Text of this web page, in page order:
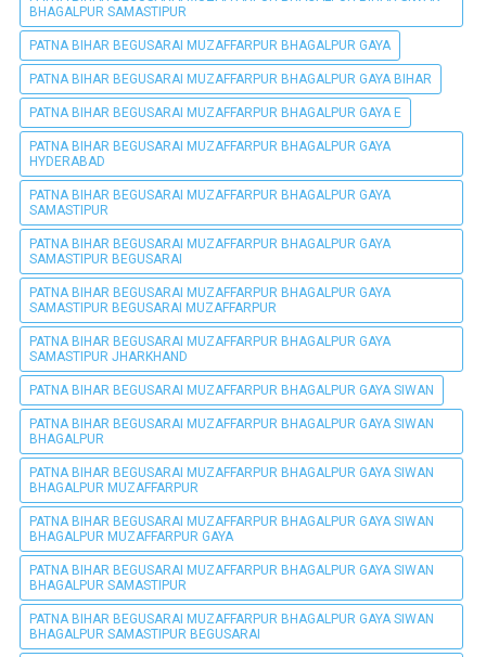
BHAGALPUR SAMASTIPUR
PATNA BIHAR BEGUSARAI MUZAFFARPUR BHAGALPUR GAYA
PATNA BIHAR BEGUSARAI MUZAFFARPUR BHAGALPUR GAYA BIHAR
PATNA BIHAR BEGUSARAI MUZAFFARPUR BHAGALPUR GAYA E
PATNA BIHAR BEGUSARAI MUZAFFARPUR BHAGALPUR GAYA
HYDERABAD
PATNA BIHAR BEGUSARAI MUZAFFARPUR BHAGALPUR GAYA
SAMASTIPUR
PATNA BIHAR BEGUSARAI MUZAFFARPUR BHAGALPUR GAYA
SAMASTIPUR BEGUSARAI
PATNA BIHAR BEGUSARAI MUZAFFARPUR BHAGALPUR GAYA
SAMASTIPUR BEGUSARAI MUZAFFARPUR
PATNA BIHAR BEGUSARAI MUZAFFARPUR BHAGALPUR GAYA
SAMASTIPUR JHARKHAND
PATNA BIHAR BEGUSARAI MUZAFFARPUR BHAGALPUR GAYA SIWAN
PATNA BIHAR BEGUSARAI MUZAFFARPUR BHAGALPUR GAYA SIWAN
BHAGALPUR
PATNA BIHAR BEGUSARAI MUZAFFARPUR BHAGALPUR GAYA SIWAN
BHAGALPUR MUZAFFARPUR
PATNA BIHAR BEGUSARAI MUZAFFARPUR BHAGALPUR GAYA SIWAN
BHAGALPUR MUZAFFARPUR GAYA
PATNA BIHAR BEGUSARAI MUZAFFARPUR BHAGALPUR GAYA SIWAN
BHAGALPUR SAMASTIPUR
PATNA BIHAR BEGUSARAI MUZAFFARPUR BHAGALPUR GAYA SIWAN
BHAGALPUR SAMASTIPUR BEGUSARAI